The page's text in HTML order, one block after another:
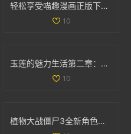
轻松享受喵趣漫画正版下载，探索猫咪世界的乐趣
10
玉莲的魅力生活第二章：探索爱情与激情的旅程
10
植物大战僵尸3全新角色揭秘 異次元之旅精彩不断